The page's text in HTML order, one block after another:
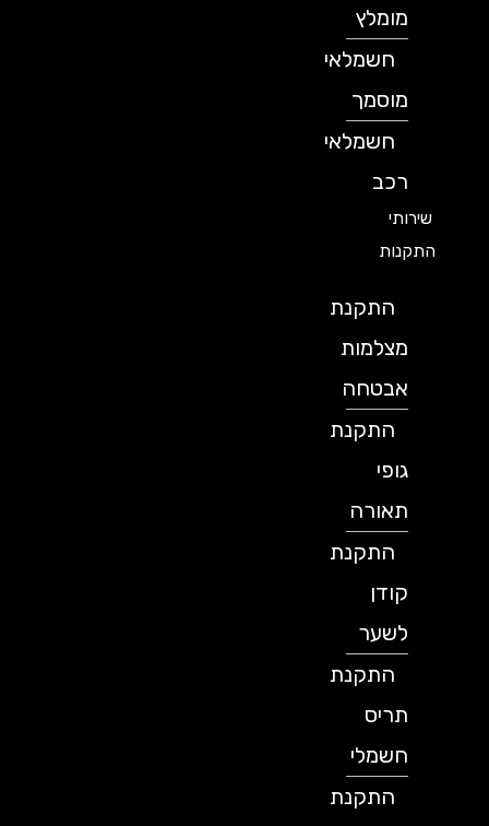
מומלץ
חשמלאי
מוסמך
חשמלאי
שירותי
התקנות
התקנת
מצלמות
אבטחה
התקנת
תאורה
התקנת
לשער
התקנת
תריס
חשמלי
התקנת